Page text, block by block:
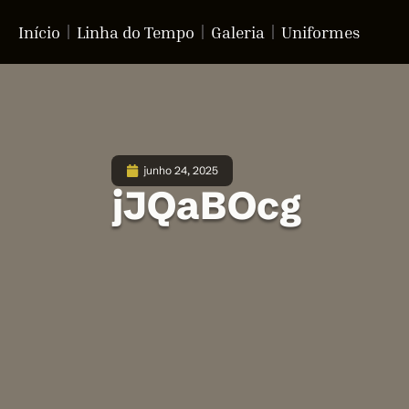
Início Linha do Tempo Galeria Uniformes
junho 24, 2025
jJQaBOcg